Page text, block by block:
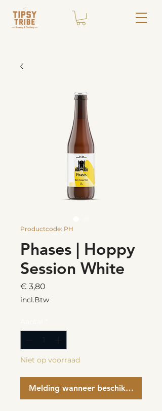
Productcode: PH
Phases | Hoppy
Session White
€ 3,80
incl.Btw
Niet op voorraad
Melding wanneer beschikbaar